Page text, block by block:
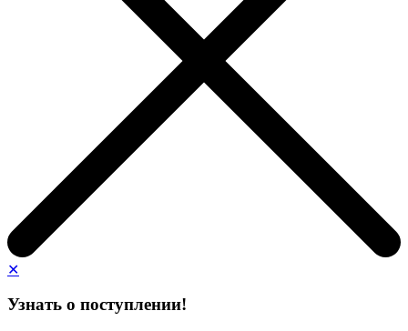
✕
Узнать о поступлении!